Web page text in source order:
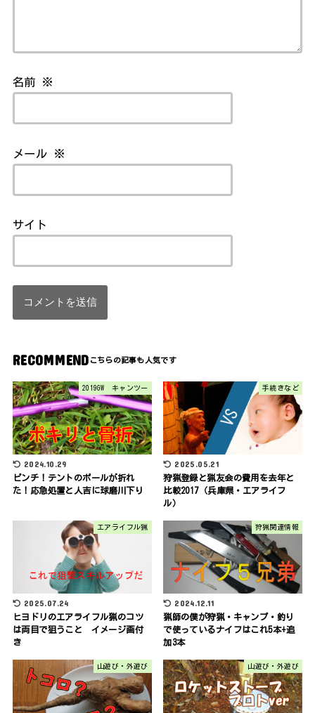
名前 ※
メール ※
サイト
RECOMMEND
2019GW キャンツー
2024.10.29
ピンチ！テントのポールが折れ
た！応急処置と人吉に球磨川下り
手続きなど
2025.05.21
狩猟登録と猟友会の費用を去年と
比較2017（兵庫県・エアライフ
ル）
エアライフル猟
2025.07.24
ヒヨドリのエアライフル猟のコツ
は両目で狙うこと イメージ画付
き
狩猟関連情報
2024.12.11
猟師の僕が狩猟・キャンプ・釣り
で使っているナイフはこれ5本+追
加3本
山遊び・外遊び 山遊び・外遊び